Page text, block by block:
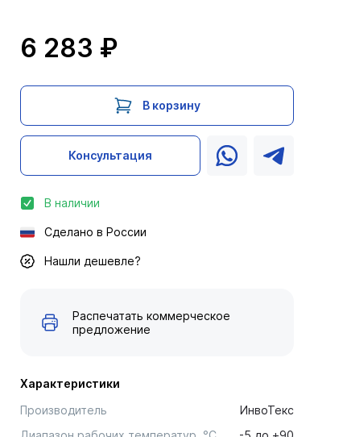
Характеристики
Производитель
ИнвоТекс
6 283 ₽
В корзину
Консультация
В наличии
Сделано в России
Нашли дешевле?
Распечатать коммерческое
предложение